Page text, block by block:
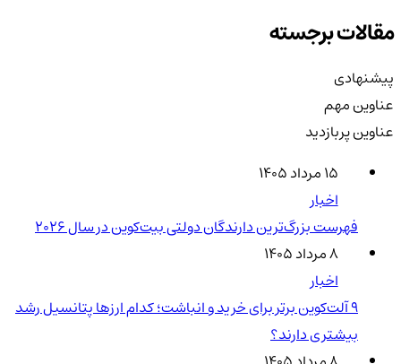
مقالات برجسته
پیشنهادی
عناوین مهم
عناوین پربازدید
۱۵ مرداد ۱۴۰۵
اخبار
فهرست بزرگ‌ترین دارندگان دولتی بیت‌کوین در سال 2026
۸ مرداد ۱۴۰۵
اخبار
۹ آلت‌کوین برتر برای خرید و انباشت؛ کدام ارزها پتانسیل رشد
بیشتری دارند؟